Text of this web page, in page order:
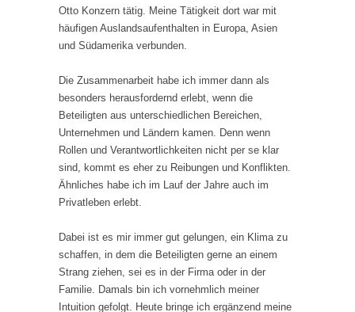
Otto Konzern tätig. Meine Tätigkeit dort war mit
häufigen Auslandsaufenthalten in Europa, Asien
und Südamerika verbunden.
Die Zusammenarbeit habe ich immer dann als
besonders herausfordernd erlebt, wenn die
Beteiligten aus unterschiedlichen Bereichen,
Unternehmen und Ländern kamen. Denn wenn
Rollen und Verantwortlichkeiten nicht per se klar
sind, kommt es eher zu Reibungen und Konflikten.
Ähnliches habe ich im Lauf der Jahre auch im
Privatleben erlebt.
Dabei ist es mir immer gut gelungen, ein Klima zu
schaffen, in dem die Beteiligten gerne an einem
Strang ziehen, sei es in der Firma oder in der
Familie. Damals bin ich vornehmlich meiner
Intuition gefolgt. Heute bringe ich ergänzend meine